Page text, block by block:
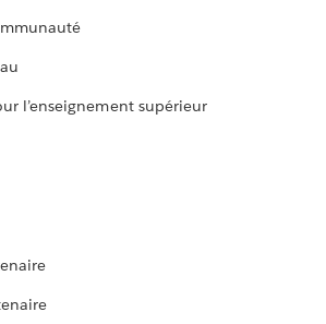
l’enseignement supérieur